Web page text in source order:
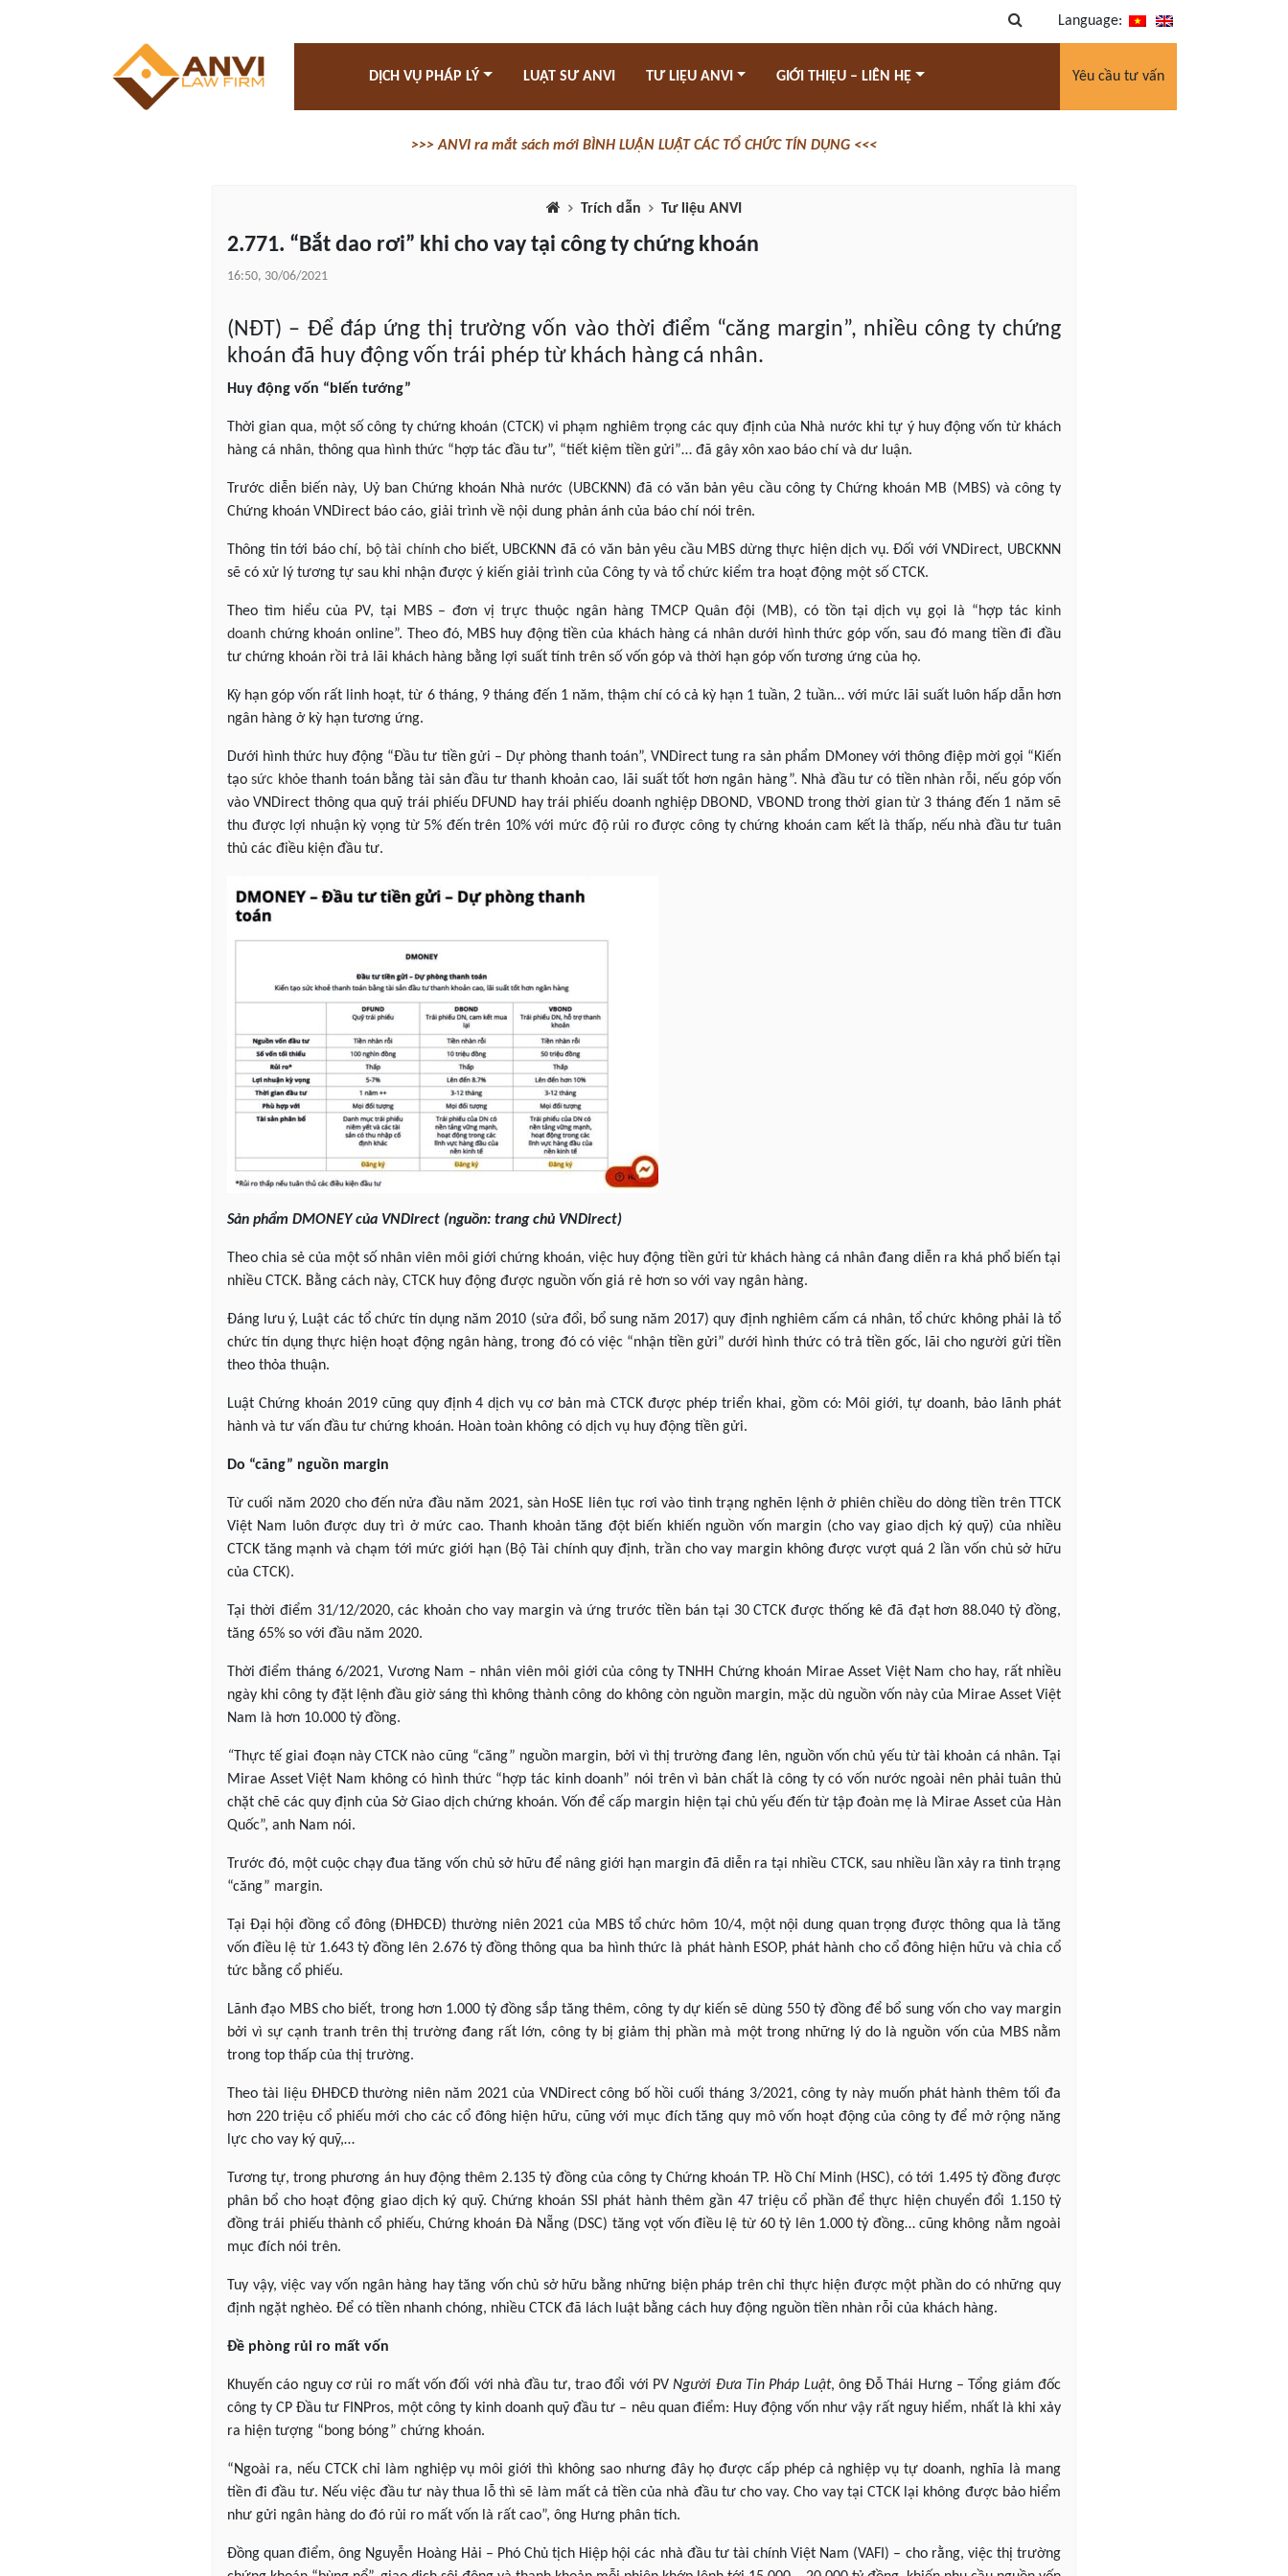
Language:
DỊCH VỤ PHÁP LÝ LUẬT SƯ ANVI TƯ LIỆU ANVI GIỚI THIỆU – LIÊN HỆ Yêu cầu tư vấn
>>> ANVI ra mắt sách mới BÌNH LUẬN LUẬT CÁC TỔ CHỨC TÍN DỤNG <<<
Trích dẫn Tư liệu ANVI
2.771. “Bắt dao rơi” khi cho vay tại công ty chứng khoán
16:50, 30/06/2021
(NĐT) – Để đáp ứng thị trường vốn vào thời điểm “căng margin”, nhiều công ty chứng
khoán đã huy động vốn trái phép từ khách hàng cá nhân.
Huy động vốn “biến tướng”
Thời gian qua, một số công ty chứng khoán (CTCK) vi phạm nghiêm trọng các quy định của Nhà nước khi tự ý huy động vốn từ khách
hàng cá nhân, thông qua hình thức “hợp tác đầu tư”, “tiết kiệm tiền gửi”… đã gây xôn xao báo chí và dư luận.
Trước diễn biến này, Uỷ ban Chứng khoán Nhà nước (UBCKNN) đã có văn bản yêu cầu công ty Chứng khoán MB (MBS) và công ty
Chứng khoán VNDirect báo cáo, giải trình về nội dung phản ánh của báo chí nói trên.
Thông tin tới báo chí, bộ tài chínhcho biết, UBCKNN đã có văn bản yêu cầu MBS dừng thực hiện dịch vụ. Đối với VNDirect, UBCKNN
sẽ có xử lý tương tự sau khi nhận được ý kiến giải trình của Công ty và tổ chức kiểm tra hoạt động một số CTCK.
Theo tìm hiểu của PV, tại MBS – đơn vị trực thuộc ngân hàng TMCP Quân đội (MB), có tồn tại dịch vụ gọi là “hợp tác kinh
doanh chứng khoán online”. Theo đó, MBS huy động tiền của khách hàng cá nhân dưới hình thức góp vốn, sau đó mang tiền đi đầu
tư chứng khoán rồi trả lãi khách hàng bằng lợi suất tính trên số vốn góp và thời hạn góp vốn tương ứng của họ.
Kỳ hạn góp vốn rất linh hoạt, từ 6 tháng, 9 tháng đến 1 năm, thậm chí có cả kỳ hạn 1 tuần, 2 tuần… với mức lãi suất luôn hấp dẫn hơn
ngân hàng ở kỳ hạn tương ứng.
Dưới hình thức huy động “Đầu tư tiền gửi – Dự phòng thanh toán”, VNDirect tung ra sản phẩm DMoney với thông điệp mời gọi “Kiến
tạosức khỏethanh toán bằng tài sản đầu tư thanh khoản cao, lãi suất tốt hơn ngân hàng”. Nhà đầu tư có tiền nhàn rỗi, nếu góp vốn
vào VNDirect thông qua quỹ trái phiếu DFUND hay trái phiếu doanh nghiệp DBOND, VBOND trong thời gian từ 3 tháng đến 1 năm sẽ
thu được lợi nhuận kỳ vọng từ 5% đến trên 10% với mức độ rủi ro được công ty chứng khoán cam kết là thấp, nếu nhà đầu tư tuân
thủ các điều kiện đầu tư.
Sản phẩm DMONEY của VNDirect (nguồn: trang chủ VNDirect)
Theo chia sẻ của một số nhân viên môi giới chứng khoán, việc huy động tiền gửi từ khách hàng cá nhân đang diễn ra khá phổ biến tại
nhiều CTCK. Bằng cách này, CTCK huy động được nguồn vốn giá rẻ hơn so với vay ngân hàng.
Đáng lưu ý, Luật các tổ chức tín dụng năm 2010 (sửa đổi, bổ sung năm 2017) quy định nghiêm cấm cá nhân, tổ chức không phải là tổ
chức tín dụng thực hiện hoạt động ngân hàng, trong đó có việc “nhận tiền gửi” dưới hình thức có trả tiền gốc, lãi cho người gửi tiền
theo thỏa thuận.
Luật Chứng khoán 2019 cũng quy định 4 dịch vụ cơ bản mà CTCK được phép triển khai, gồm có: Môi giới, tự doanh, bảo lãnh phát
hành và tư vấn đầu tư chứng khoán. Hoàn toàn không có dịch vụ huy động tiền gửi.
Do “căng” nguồn margin
Từ cuối năm 2020 cho đến nửa đầu năm 2021, sàn HoSE liên tục rơi vào tình trạng nghẽn lệnh ở phiên chiều do dòng tiền trên TTCK
Việt Nam luôn được duy trì ở mức cao. Thanh khoản tăng đột biến khiến nguồn vốn margin (cho vay giao dịch ký quỹ) của nhiều
CTCK tăng mạnh và chạm tới mức giới hạn (Bộ Tài chính quy định, trần cho vay margin không được vượt quá 2 lần vốn chủ sở hữu
của CTCK).
Tại thời điểm 31/12/2020, các khoản cho vay margin và ứng trước tiền bán tại 30 CTCK được thống kê đã đạt hơn 88.040 tỷ đồng,
tăng 65% so với đầu năm 2020.
Thời điểm tháng 6/2021, Vương Nam – nhân viên môi giới của công ty TNHH Chứng khoán Mirae Asset Việt Nam cho hay, rất nhiều
ngày khi công ty đặt lệnh đầu giờ sáng thì không thành công do không còn nguồn margin, mặc dù nguồn vốn này của Mirae Asset Việt
Nam là hơn 10.000 tỷ đồng.
“Thực tế giai đoạn này CTCK nào cũng “căng” nguồn margin, bởi vì thị trường đang lên, nguồn vốn chủ yếu từ tài khoản cá nhân. Tại
Mirae Asset Việt Nam không có hình thức “hợp tác kinh doanh” nói trên vì bản chất là công ty có vốn nước ngoài nên phải tuân thủ
chặt chẽ các quy định của Sở Giao dịch chứng khoán. Vốn để cấp margin hiện tại chủ yếu đến từ tập đoàn mẹ là Mirae Asset của Hàn
Quốc”, anh Nam nói.
Trước đó, một cuộc chạy đua tăng vốn chủ sở hữu để nâng giới hạn margin đã diễn ra tại nhiều CTCK, sau nhiều lần xảy ra tình trạng
“căng” margin.
Tại Đại hội đồng cổ đông (ĐHĐCĐ) thường niên 2021 của MBS tổ chức hôm 10/4, một nội dung quan trọng được thông qua là tăng
vốn điều lệ từ 1.643 tỷ đồng lên 2.676 tỷ đồng thông qua ba hình thức là phát hành ESOP, phát hành cho cổ đông hiện hữu và chia cổ
tức bằng cổ phiếu.
Lãnh đạo MBS cho biết, trong hơn 1.000 tỷ đồng sắp tăng thêm, công ty dự kiến sẽ dùng 550 tỷ đồng để bổ sung vốn cho vay margin
bởi vì sự cạnh tranh trên thị trường đang rất lớn, công ty bị giảm thị phần mà một trong những lý do là nguồn vốn của MBS nằm
trong top thấp của thị trường.
Theo tài liệu ĐHĐCĐ thường niên năm 2021 của VNDirect công bố hồi cuối tháng 3/2021, công ty này muốn phát hành thêm tối đa
hơn 220 triệu cổ phiếu mới cho các cổ đông hiện hữu, cũng với mục đích tăng quy mô vốn hoạt động của công ty để mở rộng năng
lực cho vay ký quỹ,…
Tương tự, trong phương án huy động thêm 2.135 tỷ đồng của công ty Chứng khoán TP. Hồ Chí Minh (HSC), có tới 1.495 tỷ đồng được
phân bổ cho hoạt động giao dịch ký quỹ. Chứng khoán SSI phát hành thêm gần 47 triệu cổ phần để thực hiện chuyển đổi 1.150 tỷ
đồng trái phiếu thành cổ phiếu, Chứng khoán Đà Nẵng (DSC) tăng vọt vốn điều lệ từ 60 tỷ lên 1.000 tỷ đồng… cũng không nằm ngoài
mục đích nói trên.
Tuy vậy, việc vay vốn ngân hàng hay tăng vốn chủ sở hữu bằng những biện pháp trên chỉ thực hiện được một phần do có những quy
định ngặt nghèo. Để có tiền nhanh chóng, nhiều CTCK đã lách luật bằng cách huy động nguồn tiền nhàn rỗi của khách hàng.
Đề phòng rủi ro mất vốn
Khuyến cáo nguy cơ rủi ro mất vốn đối với nhà đầu tư, trao đổi với PVNgười Đưa Tin Pháp Luật, ông Đỗ Thái Hưng – Tổng giám đốc
công ty CP Đầu tư FINPros, một công ty kinh doanh quỹ đầu tư – nêu quan điểm: Huy động vốn như vậy rất nguy hiểm, nhất là khi xảy
ra hiện tượng “bong bóng” chứng khoán.
“Ngoài ra, nếu CTCK chỉ làm nghiệp vụ môi giới thì không sao nhưng đây họ được cấp phép cả nghiệp vụ tự doanh, nghĩa là mang
tiền đi đầu tư. Nếu việc đầu tư này thua lỗ thì sẽ làm mất cả tiền của nhà đầu tư cho vay. Cho vay tại CTCK lại không được bảo hiểm
như gửi ngân hàng do đó rủi ro mất vốn là rất cao”, ông Hưng phân tích.
Đồng quan điểm, ông Nguyễn Hoàng Hải – Phó Chủ tịch Hiệp hội các nhà đầu tư tài chính Việt Nam (VAFI) – cho rằng, việc thị trường